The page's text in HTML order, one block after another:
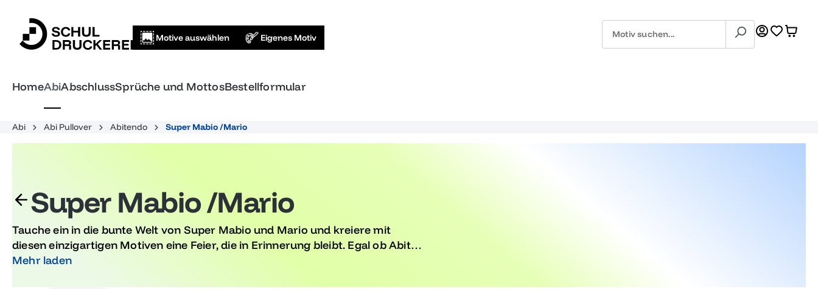
Motive auswählen Eigenes Motiv
HomeAbiAbschlussSprüche und MottosBestellformular
Abi Abi Pullover Abitendo Super Mabio /Mario
Super Mabio /Mario
Tauche ein in die bunte Welt von Super Mabio und Mario und kreiere mit
diesen einzigartigen Motiven eine Feier, die in Erinnerung bleibt. Egal ob Abitur
oder Geburtstag, diese Designs sind der Hit für jede Party und versprühen
Mehr laden